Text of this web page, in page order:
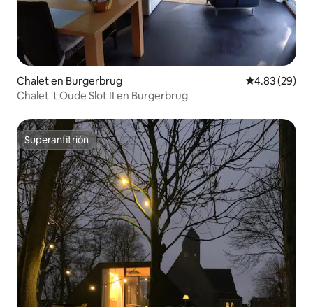
Chalet en Burgerbrug Calificación
4.83 (29)
Chalet 't Oude Slot II en Burgerbrug
Superanfitrión
Superanfitrión